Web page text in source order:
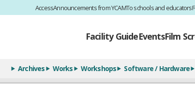
AccessAnnouncements from YCAMTo schools and educators
Facility GuideEventsFilm
Archives Works Workshops Software / Hardware